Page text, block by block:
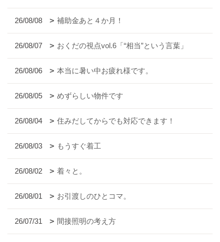
26/08/08 補助金あと４か月！
26/08/07 おくだの視点vol.6「“相当”という言葉」
26/08/06 本当に暑い中お疲れ様です。
26/08/05 めずらしい物件です
26/08/04 住みだしてからでも対応できます！
26/08/03 もうすぐ着工
26/08/02 着々と。
26/08/01 お引渡しのひとコマ。
26/07/31 間接照明の考え方